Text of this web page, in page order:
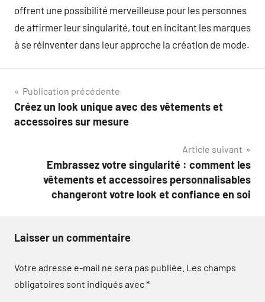
offrent une possibilité merveilleuse pour les personnes
de affirmer leur singularité, tout en incitant les marques
à se réinventer dans leur approche la création de mode.
Navigation
de
Publication précédente
Créez un look unique avec des vêtements et
accessoires sur mesure
Article suivant
Embrassez votre singularité : comment les
vêtements et accessoires personnalisables
changeront votre look et confiance en soi
Laisser un commentaire
Votre adresse e-mail ne sera pas publiée. Les champs
obligatoires sont indiqués avec*